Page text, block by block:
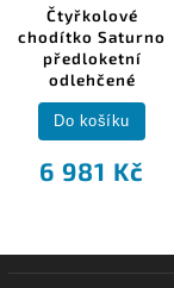
Čtyřkolové
chodítko Saturno
předloketní
odlehčené
6 981 Kč
Do košíku